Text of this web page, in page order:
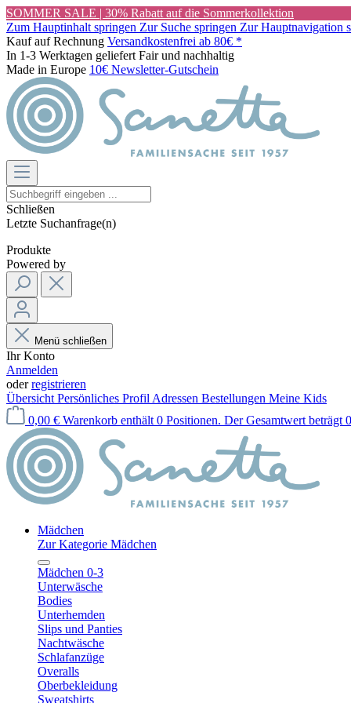
SOMMER SALE | 30% Rabatt auf die Sommerkollektion
Zum Hauptinhalt springen Zur Suche springen Zur Hauptnavigation
Kauf auf Rechnung Versandkostenfrei ab 80€ *
In 1-3 Werktagen geliefert Fair und nachhaltig
Made in Europe 10€ Newsletter-Gutschein
Schließen
Letzte Suchanfrage(n)
Produkte
Powered by
Menü schließen
Ihr Konto
Anmelden
oderregistrieren
Übersicht Persönliches Profil Adressen Bestellungen Meine Kids
0,00 € Warenkorb enthält 0 Positionen. Der Gesamtwert beträgt
Mädchen
Zur Kategorie Mädchen
Mädchen 0-3
Unterwäsche
Bodies
Unterhemden
Slips und Panties
Nachtwäsche
Schlafanzüge
Overalls
Oberbekleidung
Sweatshirts